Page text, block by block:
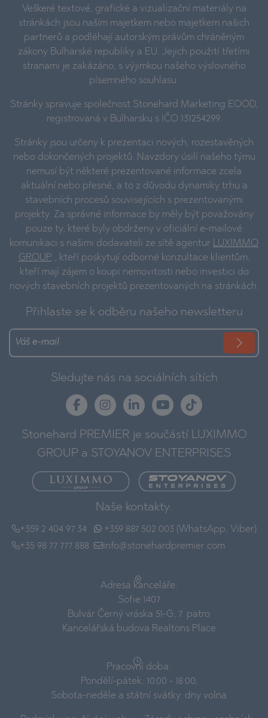
Veškeré textové, grafické a vizualizační materiály na
stránkách jsou naším majetkem nebo majetkem našich
partnerů a podléhají autorským právům chráněným
zákony Bulharské republiky a EU. Jejich použití třetími
stranami je zakázáno, s výjimkou našeho výslovného
písemného souhlasu.
Stránky spravuje společnost Stonehard Marketing EOOD,
registrovaná v Bulharsku s IČO 131254299.
Stránky jsou určeny k prezentaci nových, rozestavěných
nebo dokončených projektů. Navzdory úsilí našeho týmu
nemusí být některé prezentované informace zcela
aktuální nebo přesné, a to z důvodu dynamiky trhu a
stavebních procesů souvisejících s prezentovanými
projekty. Za správné informace by měly být považovány
pouze ty, které byly obdrženy v oficiální e-mailové
komunikaci s našimi dodavateli ze sítě agentur LUXIMMO
GROUP , kteří poskytují odborné konzultace klientům,
kteří mají zájem o koupi nemovitosti nebo investici do
nových stavebních projektů prezentovaných na stránkách.
Přihlaste se k odběru našeho newsletteru
Sledujte nás na sociálních sítích
Stonehard PREMIER je součástí LUXIMMO
GROUP a STOYANOV ENTERPRISES
Naše kontakty:
+359 2 404 97 34
+35 98 77 777 888
+359 887 502 003 (WhatsApp, Viber)
info@stonehardpremier.com
Adresa kanceláře:
Sofie 1407
Bulvár Černý vráska 51-G, 7. patro
Kancelářská budova Realtons Place
Pracovní doba:
Pondělí-pátek: 10:00 - 18:00;
Sobota-neděle a státní svátky: dny volna